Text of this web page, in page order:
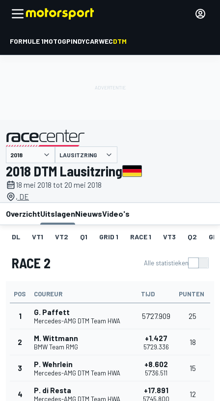
FORMULE 1MOTOGPINDYCARWECDTM
gepresenteerd door LAUSITZRING
2018 DTM Lausitzring
18 mei 2018 tot 20 mei 2018
, DE
OverzichtUitslagenNieuwsVideo's
DL VT1 VT2 Q1 GRID 1 RACE 1 VT3 Q2
RACE 2 Alle statistieken
POS COUREUR TIJD PUNTEN
1 G. Paffett
Mercedes-AMG DTM Team HWA
57'27.909 25
2 M. Wittmann
BMW Team RMG
+1.427
57'29.336
18
3 P. Wehrlein
Mercedes-AMG DTM Team HWA
+8.602
57'36.511
15
4 P. di Resta
Mercedes-AMG DTM Team HWA
+17.891
57'45.800
12